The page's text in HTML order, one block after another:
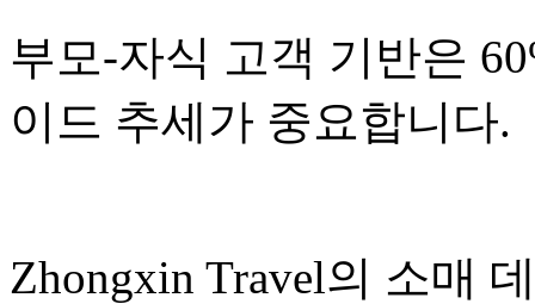
부모-자식 고객 기반은
이드 추세가 중요합니다.
Zhongxin Travel의 소매